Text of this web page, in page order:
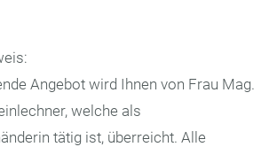
Angebot wird Ihnen von Frau Mag.
welche als
tätig ist, überreicht. Alle